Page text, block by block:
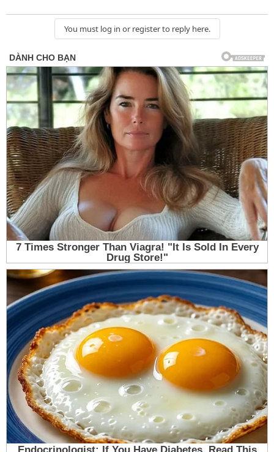
You must log in or register to reply here.